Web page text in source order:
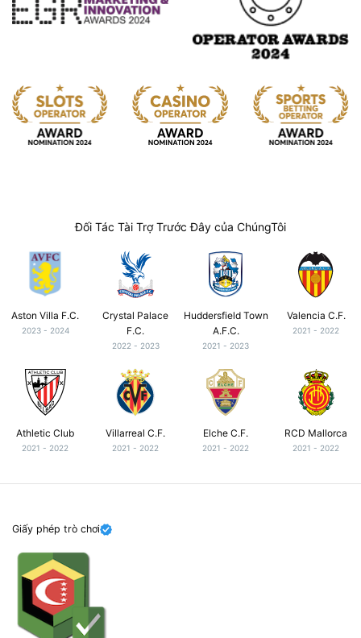
Đối Tác Tài Trợ Trước Đây của ChúngTôi
Aston Villa F.C.
2023 - 2024
Crystal Palace
F.C.
2022 - 2023
Huddersfield Town
A.F.C.
2021 - 2023
Valencia C.F.
2021 - 2022
Athletic Club
2021 - 2022
Villarreal C.F.
2021 - 2022
Elche C.F.
2021 - 2022
RCD Mallorca
2021 - 2022
Giấy phép trò chơi